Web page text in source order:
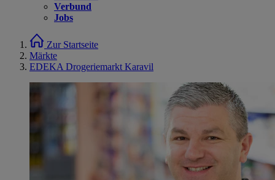
Verbund
Jobs
Zur Startseite
Märkte
EDEKA Drogeriemarkt Karavil